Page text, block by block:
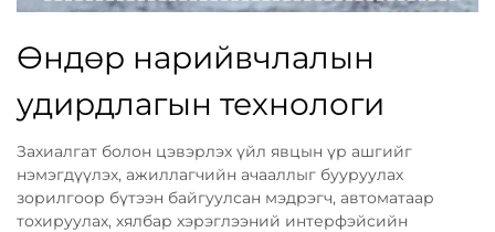
Өндөр нарийвчлалын
удирдлагын технологи
Захиалгат болон цэвэрлэх үйл явцын үр ашгийг
нэмэгдүүлэх, ажиллагчийн ачааллыг бууруулах
зорилгоор бүтээн байгуулсан мэдрэгч, автоматаар
тохируулах, хялбар хэрэглээний интерфэйсийн